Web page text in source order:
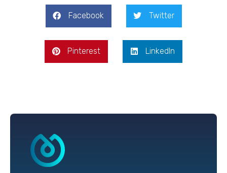
Facebook Twitter
Pinterest LinkedIn